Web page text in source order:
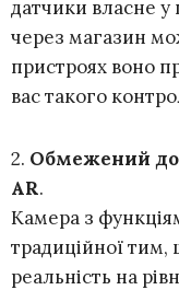
датчики власне у
через магазин
пристроях воно
вас такого
2. Обмежений
AR.
Камера з
традиційної
реальність на